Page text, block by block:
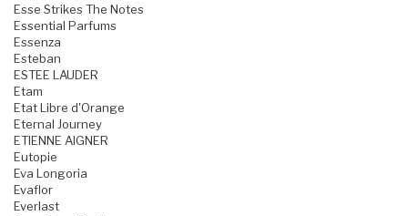
Esse Strikes The Notes
Essential Parfums
Essenza
Esteban
ESTEE LAUDER
Etam
Etat Libre d'Orange
Eternal Journey
ETIENNE AIGNER
Eutopie
Eva Longoria
Evaflor
Everlast